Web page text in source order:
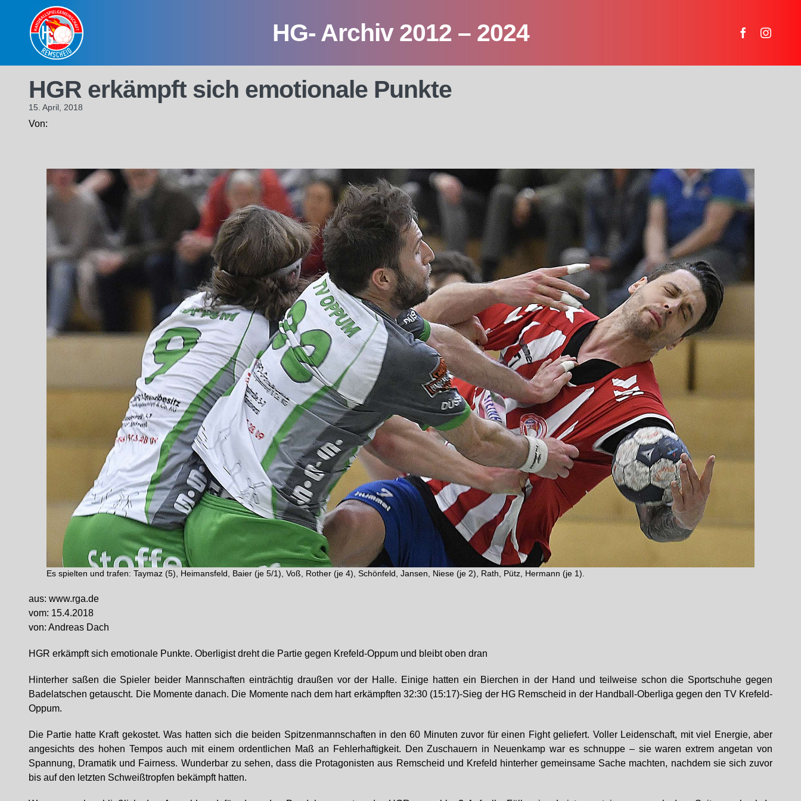
content
HG- Archiv 2012 – 2024
HGR erkämpft sich emotionale Punkte
15. April, 2018
Von:
Es spielten und trafen: Taymaz (5), Heimansfeld, Baier (je 5/1), Voß, Rother (je 4), Schönfeld, Jansen, Niese (je 2), Rath, Pütz, Hermann (je 1).
aus: www.rga.de
vom: 15.4.2018
von: Andreas Dach
HGR erkämpft sich emotionale Punkte. Oberligist dreht die Partie gegen Krefeld-Oppum und bleibt oben dran
Hinterher saßen die Spieler beider Mannschaften einträchtig draußen vor der Halle. Einige hatten ein Bierchen in der Hand und teilweise schon die Sportschuhe gegen
Badelatschen getauscht. Die Momente danach. Die Momente nach dem hart erkämpften 32:30 (15:17)-Sieg der HG Remscheid in der Handball-Oberliga gegen den TV Krefeld-
Oppum.
Die Partie hatte Kraft gekostet. Was hatten sich die beiden Spitzenmannschaften in den 60 Minuten zuvor für einen Fight geliefert. Voller Leidenschaft, mit viel Energie, aber
angesichts des hohen Tempos auch mit einem ordentlichen Maß an Fehlerhaftigkeit. Den Zuschauern in Neuenkamp war es schnuppe – sie waren extrem angetan von
Spannung, Dramatik und Fairness. Wunderbar zu sehen, dass die Protagonisten aus Remscheid und Krefeld hinterher gemeinsame Sache machten, nachdem sie sich zuvor
bis auf den letzten Schweißtropfen bekämpft hatten.